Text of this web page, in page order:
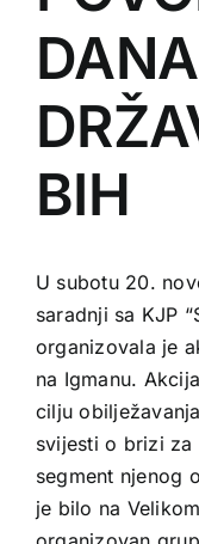
O nama
Kontakt
Kursevi
Volontiranje
Aktuelnosti
DANA
BIH
U subotu 20.
saradnji sa KJP
organizovala je
na Igmanu.
cilju
svijesti o brizi za
segment njenog
je bilo na